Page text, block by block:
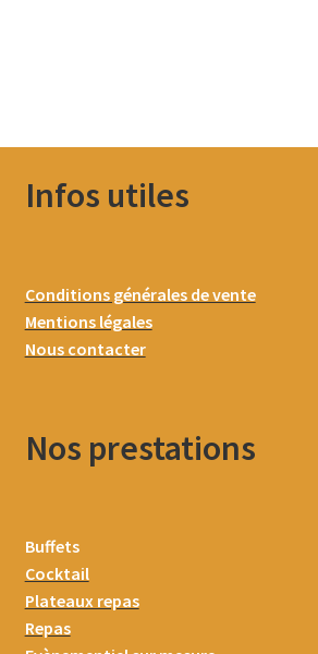
Infos utiles
Conditions générales de vente
Mentions légales
Nous contacter
Nos prestations
Buffets
Cocktail
Plateaux repas
Repas